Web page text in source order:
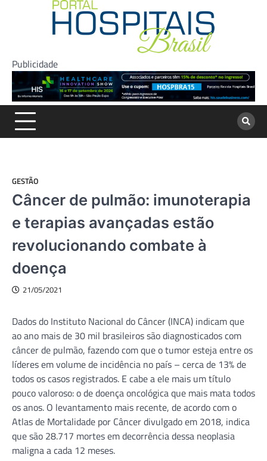
Publicidade
GESTÃO
Câncer de pulmão: imunoterapia
e terapias avançadas estão
revolucionando combate à
doença
21/05/2021
Dados do Instituto Nacional do Câncer (INCA) indicam que
ao ano mais de 30 mil brasileiros são diagnosticados com
câncer de pulmão, fazendo com que o tumor esteja entre os
líderes em volume de incidência no país – cerca de 13% de
todos os casos registrados. E cabe a ele mais um título
pouco valoroso: o de doença oncológica que mais mata todos
os anos. O levantamento mais recente, de acordo com o
Atlas de Mortalidade por Câncer divulgado em 2018, indica
que são 28.717 mortes em decorrência dessa neoplasia
maligna a cada 12 meses.